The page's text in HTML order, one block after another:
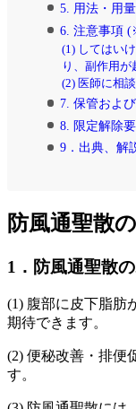
5. 用法・用
6. 注意事項
(1) してはい
り、副作用が
(2) 医師に相
7. 保管およ
8. 限定解除
9．出典、解
防風通聖散
1．防風通聖散
(1) 腹部に皮下脂肪
期待できます。
(2) 便秘改善・排便
す。